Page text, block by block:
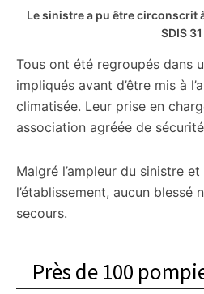
Le sinistre a pu être circonscrit
SDIS 31
Tous ont été regroupés dans
impliqués avant d’être mis à
climatisée. Leur prise en
association agréée de
Malgré l’ampleur du sinistre et
l’établissement, aucun blessé
secours.
Près de 100